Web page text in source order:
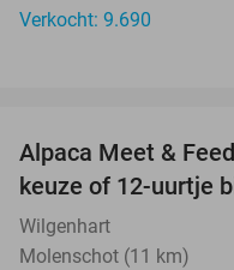
Verkocht: 9.690
Alpaca Meet &
keuze of 12-uurtje
Wilgenhart
Molenschot (11 km)